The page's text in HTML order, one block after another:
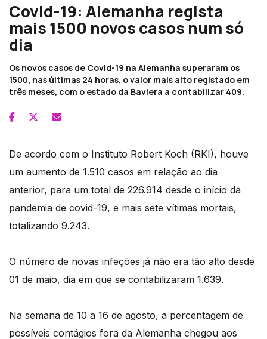
Covid-19: Alemanha regista
mais 1500 novos casos num só
dia
Os novos casos de Covid-19 na Alemanha superaram os
1500, nas últimas 24 horas, o valor mais alto registado em
três meses, com o estado da Baviera a contabilizar 409.
De acordo com o Instituto Robert Koch (RKI), houve
um aumento de 1.510 casos em relação ao dia
anterior, para um total de 226.914 desde o início da
pandemia de covid-19, e mais sete vítimas mortais,
totalizando 9.243.
O número de novas infeções já não era tão alto desde
01 de maio, dia em que se contabilizaram 1.639.
Na semana de 10 a 16 de agosto, a percentagem de
possíveis contágios fora da Alemanha chegou aos